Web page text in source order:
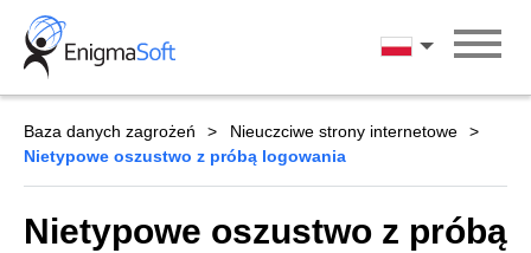
Skip
content
Polski
Baza danych zagrożeń
Nieuczciwe strony internetowe
Nietypowe oszustwo z próbą logowania
Nietypowe oszustwo z próbą